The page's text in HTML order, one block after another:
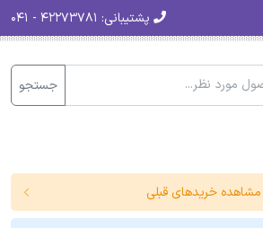
پشتیبانی:
جستجو
مشاهده خریدهای قبلی